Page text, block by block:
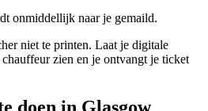
onmiddellijk naar je gemaild.
niet te printen. Laat je digitale
zien en je ontvangt je ticket